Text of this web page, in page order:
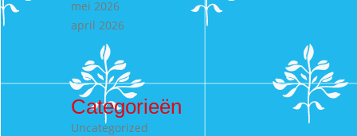
mei 2026
april 2026
Categorieën
Uncategorized